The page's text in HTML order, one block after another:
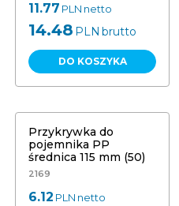
11.77 PLN netto
14.48 PLN brutto
DO KOSZYKA
Przykrywka do
pojemnika PP
średnica 115 mm (50)
2169
6.12 PLN netto